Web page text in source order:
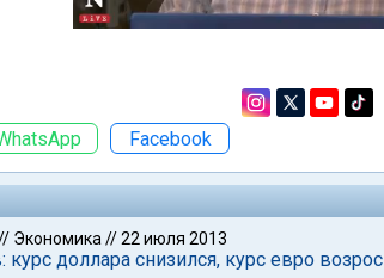
Facebook
Экономика //22 июля 2013
доллара снизился, курс евро возрос